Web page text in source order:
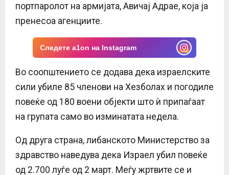
портпаролот на армијата, Авичај Адрае, која ја
пренесоа агенциите.
Следете a1on на Instagram
Во соопштението се додава дека израелските
сили убиле 85 членови на Хезболах и погодиле
повеќе од 180 воени објекти што ѝ припаѓаат
на групата само во изминатата недела.
Од друга страна, либанското Министерство за
здравство наведува дека Израел убил повеќе
од 2.700 луѓе од 2 март. Меѓу жртвите се и